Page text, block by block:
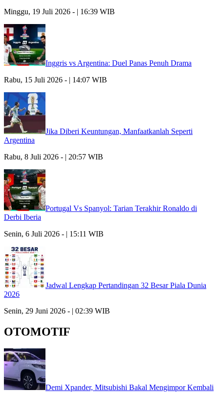
Minggu, 19 Juli 2026 - | 16:39 WIB
Inggris vs Argentina: Duel Panas Penuh Drama
Rabu, 15 Juli 2026 - | 14:07 WIB
Jika Diberi Keuntungan, Manfaatkanlah Seperti
Argentina
Rabu, 8 Juli 2026 - | 20:57 WIB
Portugal Vs Spanyol: Tarian Terakhir Ronaldo di
Derbi Iberia
Senin, 6 Juli 2026 - | 15:11 WIB
Jadwal Lengkap Pertandingan 32 Besar Piala Dunia
2026
Senin, 29 Juni 2026 - | 02:39 WIB
OTOMOTIF
Demi Xpander, Mitsubishi Bakal Mengimpor Kembali